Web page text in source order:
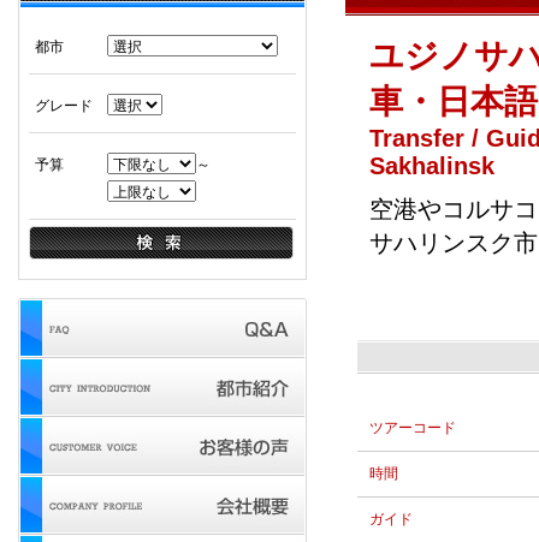
ユジノサ
車・日本
Transfer /
Sakhalinsk
空港やコルサ
サハリンスク
ツアーコード
時間
ガイド
都市
グレード
予算 ～